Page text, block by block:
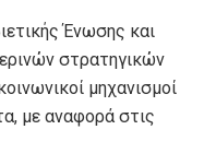
Ένωσης και
στρατηγικών
μηχανισμοί
με αναφορά στις